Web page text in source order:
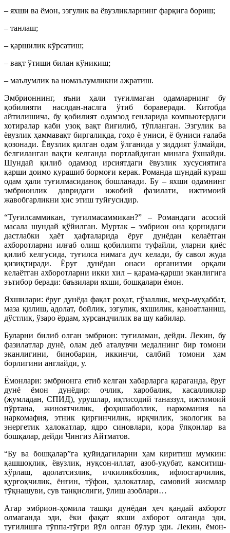
– яхши ва ёмон, эзгулик ва ёвузликларнинг фарқига бориш;
– танлаш;
– қаршилик кўрсатиш;
– вақт ўтиши билан кўникиш;
– маълумлик ва номаълумликни ажратиш.
Эмбрионнинг, яъни ҳали туғилмаган одамларнинг бу
қобилияти наслдан-наслга ўтиб бораверади. Китобда
айтилишича, бу қобилият одамзод генларида компьютердаги
хотиралар каби узоқ вақт йиғилиб, тўпланган. Эзгулик ва
ёвузлик ҳаммавақт биргаликда, гоҳо ё униси, ё буниси ғалаба
қозонади. Ёвузлик қилган одам ўлганида у зиддият ўлмайди,
белгиланган вақти келганда портлайдиган минага ўхшайди.
Шундай қилиб одамзод ирсиятдаги ёвузлик хусусиятига
қарши доимо курашиб бормоғи керак. Романда шундай кураш
одам ҳали туғилмасиданоқ бошланади. Бу – яхши одамнинг
эмбрионлик давридаги ижобий фазилати, ижтимоий
жавобгарликни ҳис этиш туйғусидир.
“Туғилсаммикан, туғилмасаммикан?” – Романдаги асосий
масала шундай қўйилган. Муртак – эмбрион она қорнидаги
дастлабки ҳаёт ҳафталарида ёруғ дунёдан келаётган
ахборотларни илғаб олиш қобилияти туфайли, уларни қиёс
қилиб келгусида, туғилса нимага дуч келади, бу савол жуда
қизиқтиради. Ёруғ дунёдан онаси организми орқали
келаётган ахборотларни икки хил – қарама-қарши эканлигига
эътибор беради: баъзилари яхши, бошқалари ёмон.
Яхшилари: ёруғ дунёда фақат роҳат, гўзаллик, меҳр-муҳаббат,
маза қилиш, адолат, бойлик, эзгулик, яхшилик, қаноатланиш,
дўстлик, ўзаро ёрдам, хурсандчилик ва шу кабилар.
Буларни билиб олган эмбрион: туғиламан, дейди. Лекин, бу
фазилатлар дунё, олам деб аталувчи медалнинг бир томони
эканлигини, бинобарин, иккинчи, салбий томони ҳам
борлигини англайди, у.
Ёмонлари: эмбрионга етиб келган хабарларга қараганда, ёруғ
дунё ёмон дунёдир: очлик, харобалик, касалликлар
(жумладан, СПИД), урушлар, иқтисодий таназзул, ижтимоий
пўртана, жиноятчилик, фоҳишабозлик, наркомания ва
наркомафия, этник қирғинчилик, ирқчилик, экологик ва
энергетик ҳалокатлар, ядро синовлари, қора ўпқонлар ва
бошқалар, дейди Чингиз Айтматов.
“Бу ва бошқалар”га қуйидагиларни ҳам киритиш мумкин:
қашшоқлик, ёвузлик, нуқсон-иллат, азоб-уқубат, камситиш-
хўрлаш, адолатсизлик, ичкиликбозлик, ифлосгарчилик,
қурғоқчилик, ёнғин, тўфон, ҳалокатлар, самовий жисмлар
тўқнашуви, сув танқислиги, ўлиш азоблари…
Агар эмбрион-ҳомила ташқи дунёдан ҳеч қандай ахборот
олмаганда эди, ёки фақат яхши ахборот олганда эди,
туғилишга тўппа-тўғри йўл олган бўлур эди. Лекин, ёмон-